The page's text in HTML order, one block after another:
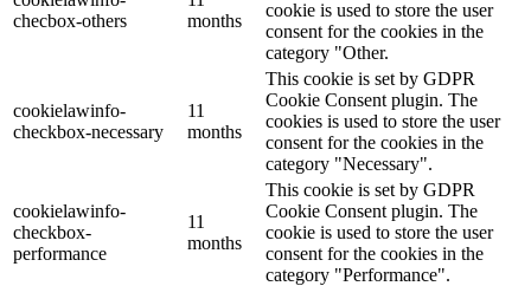
checbox-others
months
cookie is used to store the user
consent for the cookies in the
category "Other.
cookielawinfo-
checkbox-necessary
11
months
This cookie is set by GDPR
Cookie Consent plugin. The
cookies is used to store the user
consent for the cookies in the
category "Necessary".
cookielawinfo-
checkbox-
performance
11
months
This cookie is set by GDPR
Cookie Consent plugin. The
cookie is used to store the user
consent for the cookies in the
category "Performance".